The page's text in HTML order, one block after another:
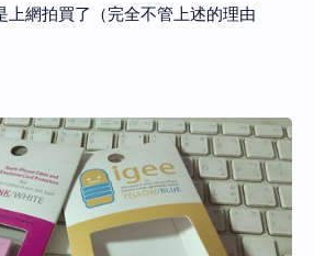
上網拍買了（完全不管上述的理由